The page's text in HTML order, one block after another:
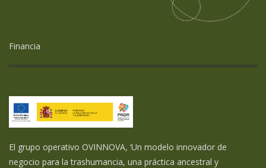
Financia
El grupo operativo OVINNOVA, ‘Un modelo innovador de
negocio para la trashumancia, una práctica ancestral y